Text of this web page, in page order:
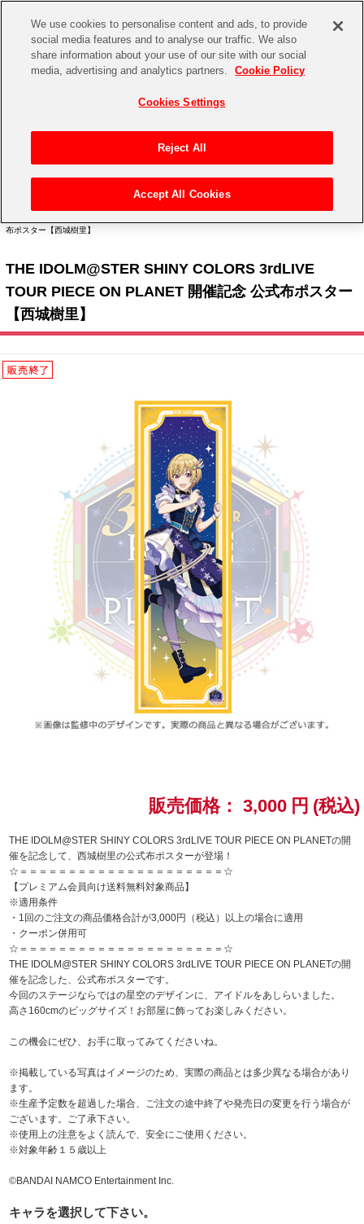
CHANNEL STORE EVENT
ASOBI STORE TOP
ゲーム 電子書籍
CD / Blu-ray
EVENT
プレミアム会員とは
アイドルマスターシリーズ
アイドルマスター
アイドルマスター シャイニーカラーズ
太鼓の達人
ACE COMBAT
パックマン
ナムコクラシック
ガンダムシリーズ
ラブライブ！
ラブライブ！サンシャイン‼
ラブライブ！虹ヶ咲学園スクールアイドル同好会
ラブライブ！スーパースター!!
アイドリッシュセブン
イベントグッズ
トイ・ホビー
アイドルマスター シリーズ>アイドルマスター シャイニーカラー
布ポスター【西城樹里】
THE IDOLM@STER SHINY COLORS 3rdLIVE
TOUR PIECE ON PLANET 開催記念 公式布ポスター
【西城樹里】
販売価格： 3,000 円 (税込)
THE IDOLM@STER SHINY COLORS 3rdLIVE TOUR PIECE ON PLANETの開
催を記念して、西城樹里の公式布ポスターが登場！
☆＝＝＝＝＝＝＝＝＝＝＝＝＝＝＝＝＝＝＝＝＝☆
【プレミアム会員向け送料無料対象商品】
※適用条件
・1回のご注文の商品価格合計が3,000円（税込）以上の場合に適用
・クーポン併用可
☆＝＝＝＝＝＝＝＝＝＝＝＝＝＝＝＝＝＝＝＝＝☆
THE IDOLM@STER SHINY COLORS 3rdLIVE TOUR PIECE ON PLANETの開
催を記念した、公式布ポスターです。
今回のステージならではの星空のデザインに、アイドルをあしらいました。
高さ160cmのビッグサイズ！お部屋に飾ってお楽しみください。
この機会にぜひ、お手に取ってみてくださいね。
※掲載している写真はイメージのため、実際の商品とは多少異なる場合があり
ます。
※生産予定数を超過した場合、ご注文の途中終了や発売日の変更を行う場合が
ございます。ご了承下さい。
※使用上の注意をよく読んで、安全にご使用ください。
※対象年齢１５歳以上
©BANDAI NAMCO Entertainment Inc.
キャラを選択して下さい。
We use cookies to personalise content and ads, to provide
social media features and to analyse our traffic. We also
share information about your use of our site with our social
media, advertising and analytics partners.
Cookie Policy
Cookies Settings
Reject All
Accept All Cookies